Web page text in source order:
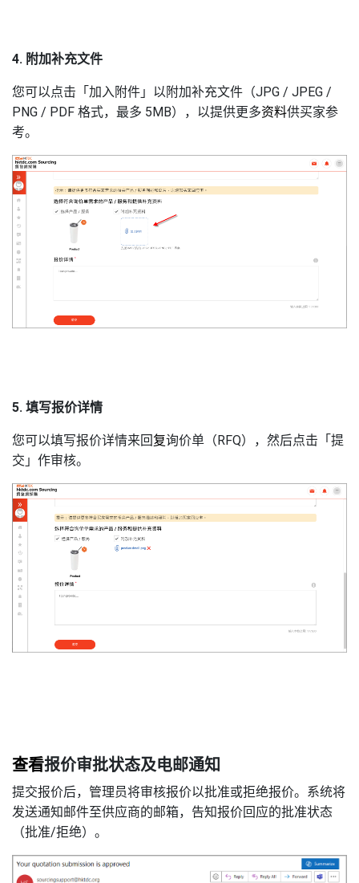
4. 附加补充文件
您可以点击「加入附件」以附加补充文件（JPG / JPEG /
PNG / PDF 格式，最多 5MB），以提供更多资料供买家参
考。
5. 填写报价详情
您可以填写报价详情来回 复询价单（RFQ），然后点击「提
交」作审核。
查看报价审批状态及电邮通知
提交报价后，管理员将审核报价以批准或拒绝报价。系统将
发送通知邮件至供应商的邮箱，告知报价回应的批准状态
（批准/拒绝）。